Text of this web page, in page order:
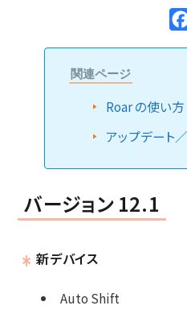
関連ページ
Roar の使い方
アップデート
バージョン 12.1
新デバイス
Auto Shift